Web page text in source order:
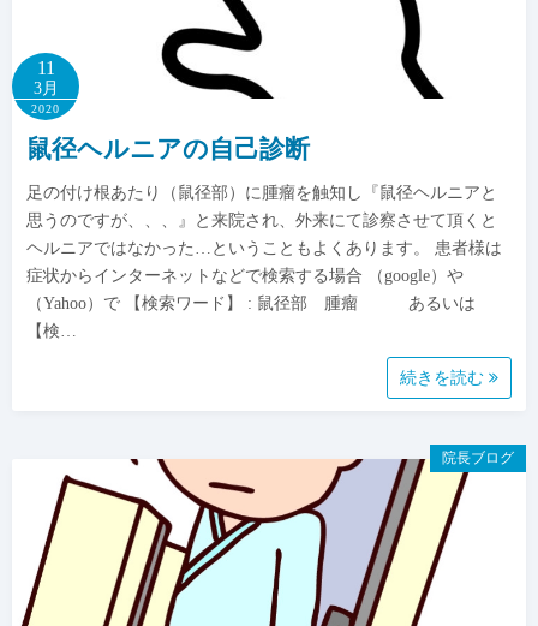
11
3月
2020
鼠径ヘルニアの自己診断
足の付け根あたり（鼠径部）に腫瘤を触知し『鼠径ヘルニアと
思うのですが、、、』と来院され、外来にて診察させて頂くと
ヘルニアではなかった…ということもよくあります。 患者様は
症状からインターネットなどで検索する場合 （google）や
（Yahoo）で 【検索ワード】 : 鼠径部 腫瘤 あるいは
【検…
続きを読む
院長ブログ